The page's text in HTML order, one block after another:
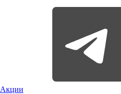
Акции